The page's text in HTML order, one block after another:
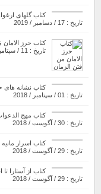
کتاب گلهای
تاریخ : 17 / دسامبر / 2019
کتاب حرز الامان
تاریخ : 11 / سپتامبر / 2018
کتاب نشانه های
تاریخ : 01 / سپتامبر / 2018
کتاب مهج
تاریخ : 30 / آگوست / 2018
کتاب اسرار
تاریخ : 29 / آگوست / 2018
کتاب از آستارا تا
تاریخ : 29 / آگوست / 2018